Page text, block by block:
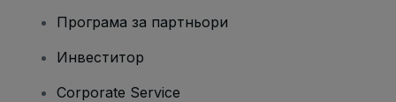
Програма за партньори
Инвеститор
Corporate Service